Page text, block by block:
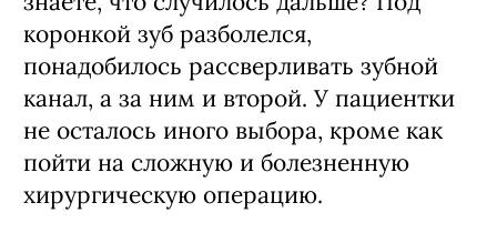
коронкой зуб разболелся,
понадобилось рассверливать зубной
канал, а за ним и второй. У пациентки
не осталось иного выбора, кроме как
пойти на сложную и болезненную
хирургическую операцию.